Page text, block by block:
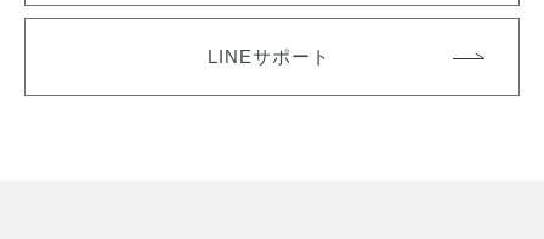
LINEサポート